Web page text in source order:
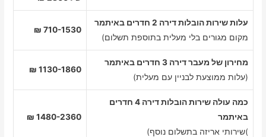
עלות שירות הובלות דירה 2 חדרים באיתמר
מקום מגורים בלי מעלית בתוספת תשלום)
710-1530 ₪
מחירון של מעבר דירה 3 חדרים באיתמר
(עלות ממוצעת לבניין עם מעלית)
1130-1860 ₪
כמה עולה שירות הובלות דירה 4 חדרים
באיתמר
)שירותי אריזה בתשלום נוסף)
1480-2360 ₪